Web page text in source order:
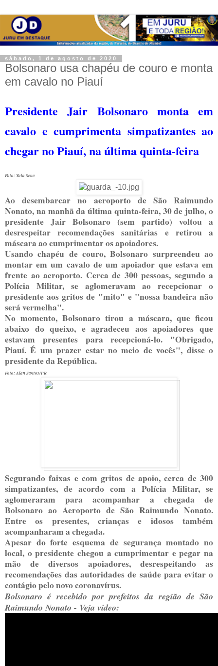
sábado, 1 de agosto de 2020
Bolsonaro usa chapéu de couro e monta
em cavalo no Piauí
Presidente Jair Bolsonaro monta em
cavalo e cumprimenta simpatizantes ao
chegar no Piauí, na última quinta-feira
Foto: Yala Sena
Ao desembarcar no aeroporto de São Raimundo
Nonato, na manhã da última quinta-feira, 30 de julho, o
presidente Jair Bolsonaro (sem partido) voltou a
desrespeitar recomendações sanitárias e retirou a
máscara ao cumprimentar os apoiadores.
Usando chapéu de couro, Bolsonaro surpreendeu ao
montar em um cavalo de um apoiador que estava em
frente ao aeroporto. Cerca de 300 pessoas, segundo a
Polícia Militar, se aglomeravam ao recepcionar o
presidente aos gritos de "mito" e "nossa bandeira não
será vermelha".
No momento, Bolsonaro tirou a máscara, que ficou
abaixo do queixo, e agradeceu aos apoiadores que
estavam presentes para recepcioná-lo. "Obrigado,
Piauí. É um prazer estar no meio de vocês", disse o
presidente da República.
Foto: Alan Santos/PR
Segurando faixas e com gritos de apoio, cerca de 300
simpatizantes, de acordo com a Polícia Militar, se
aglomeraram para acompanhar a chegada de
Bolsonaro ao Aeroporto de São Raimundo Nonato.
Entre os presentes, crianças e idosos também
acompanharam a chegada.
Apesar do forte esquema de segurança montado no
local, o presidente chegou a cumprimentar e pegar na
mão de diversos apoiadores, desrespeitando as
recomendações das autoridades de saúde para evitar o
contágio pelo novo coronavírus.
Bolsonaro é recebido por prefeitos da região de São
Raimundo Nonato - Veja vídeo: